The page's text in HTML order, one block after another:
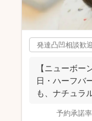
発達凸凹相談歓
【ニューボ
日・ハーフバ
も、ナチュラ
予約承諾率